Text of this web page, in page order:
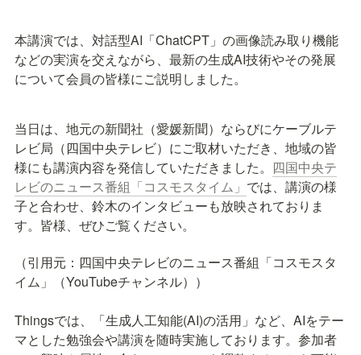
本講演では、対話型AI「ChatCPT」の画像読み取り機能
などの実演を交えながら、最新の生成AI技術やその発展
について会員の皆様にご説明しました。
当日は、地元の新聞社（愛媛新聞）ならびにケーブルテ
レビ局（四国中央テレビ）にご取材いただき、地域の皆
様にも講演内容を発信していただきました。 四国中央テ
レビのニュース番組「コスモスタイム」 では、講演の様
子と合わせ、鈴木のインタビューも放映されておりま
す。皆様、ぜひご覧ください。
（引用元：四国中央テレビのニュース番組「コスモスタ
イム」（YouTubeチャンネル））
Thingsでは、「生成人工知能(AI)の活用」など、AIをテー
マとした勉強会や講演を随時実施しております。参加者